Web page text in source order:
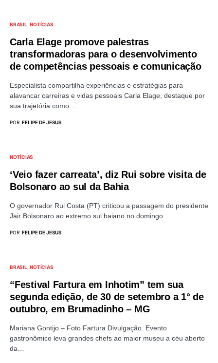
BRASIL NOTÍCIAS
Carla Elage promove palestras
transformadoras para o desenvolvimento
de competências pessoais e comunicação
Especialista compartilha experiências e estratégias para
alavancar carreiras e vidas pessoais Carla Elage, destaque por
sua trajetória como…
POR FELIPE DE JESUS
NOTÍCIAS
‘Veio fazer carreata’, diz Rui sobre visita de
Bolsonaro ao sul da Bahia
O governador Rui Costa (PT) criticou a passagem do presidente
Jair Bolsonaro ao extremo sul baiano no domingo…
POR FELIPE DE JESUS
BRASIL NOTÍCIAS
“Festival Fartura em Inhotim” tem sua
segunda edição, de 30 de setembro a 1° de
outubro, em Brumadinho – MG
Mariana Gontijo – Foto Fartura Divulgação. Evento
gastronômico leva grandes chefs ao maior museu a céu aberto
da…